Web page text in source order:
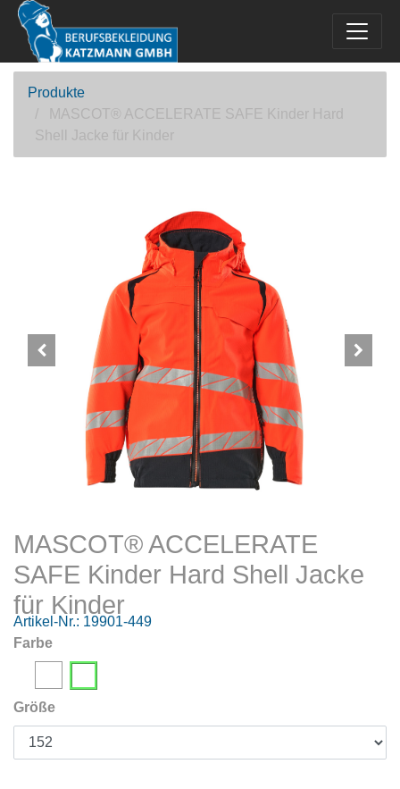
Produkte
MASCOT® ACCELERATE SAFE Kinder Hard
Shell Jacke für Kinder
MASCOT® ACCELERATE
SAFE Kinder Hard Shell Jacke
für Kinder
Artikel-Nr.: 19901-449
Farbe
Größe